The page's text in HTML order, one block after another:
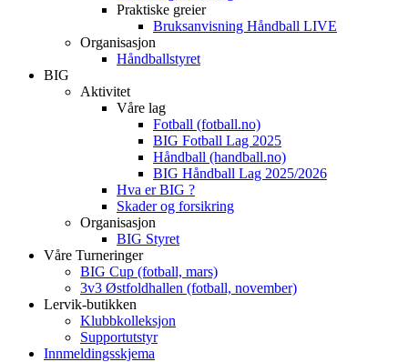
Praktiske greier
Bruksanvisning Håndball LIVE
Organisasjon
Håndballstyret
BIG
Aktivitet
Våre lag
Fotball (fotball.no)
BIG Fotball Lag 2025
Håndball (handball.no)
BIG Håndball Lag 2025/2026
Hva er BIG ?
Skader og forsikring
Organisasjon
BIG Styret
Våre Turneringer
BIG Cup (fotball, mars)
3v3 Østfoldhallen (fotball, november)
Lervik-butikken
Klubbkolleksjon
Supportutstyr
Innmeldingsskjema